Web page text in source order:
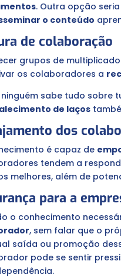
. Outra opção
o conteúdo
de colaboração
grupos de
os colaboradores a
ninguém sabe tudo sobre
de laços
dos
é capaz de
tendem a
melhores, além de
para a
o conhecimento
, sem falar que o
saída ou promoção
pode se sentir